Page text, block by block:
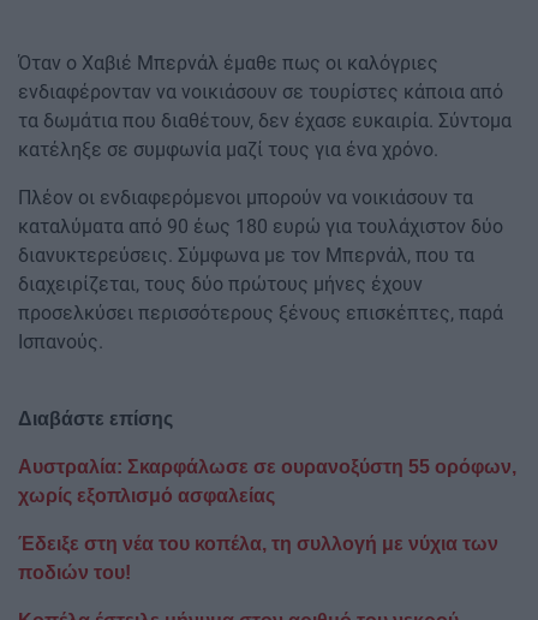
Όταν ο Χαβιέ Μπερνάλ έμαθε πως οι καλόγριες
ενδιαφέρονταν να νοικιάσουν σε τουρίστες κάποια από
τα δωμάτια που διαθέτουν, δεν έχασε ευκαιρία. Σύντομα
κατέληξε σε συμφωνία μαζί τους για ένα χρόνο.
Πλέον οι ενδιαφερόμενοι μπορούν να νοικιάσουν τα
καταλύματα από 90 έως 180 ευρώ για τουλάχιστον δύο
διανυκτερεύσεις. Σύμφωνα με τον Μπερνάλ, που τα
διαχειρίζεται, τους δύο πρώτους μήνες έχουν
προσελκύσει περισσότερους ξένους επισκέπτες, παρά
Ισπανούς.
Διαβάστε επίσης
Αυστραλία: Σκαρφάλωσε σε ουρανοξύστη 55 ορόφων,
χωρίς εξοπλισμό ασφαλείας
Έδειξε στη νέα του κοπέλα, τη συλλογή με νύχια των
ποδιών του!